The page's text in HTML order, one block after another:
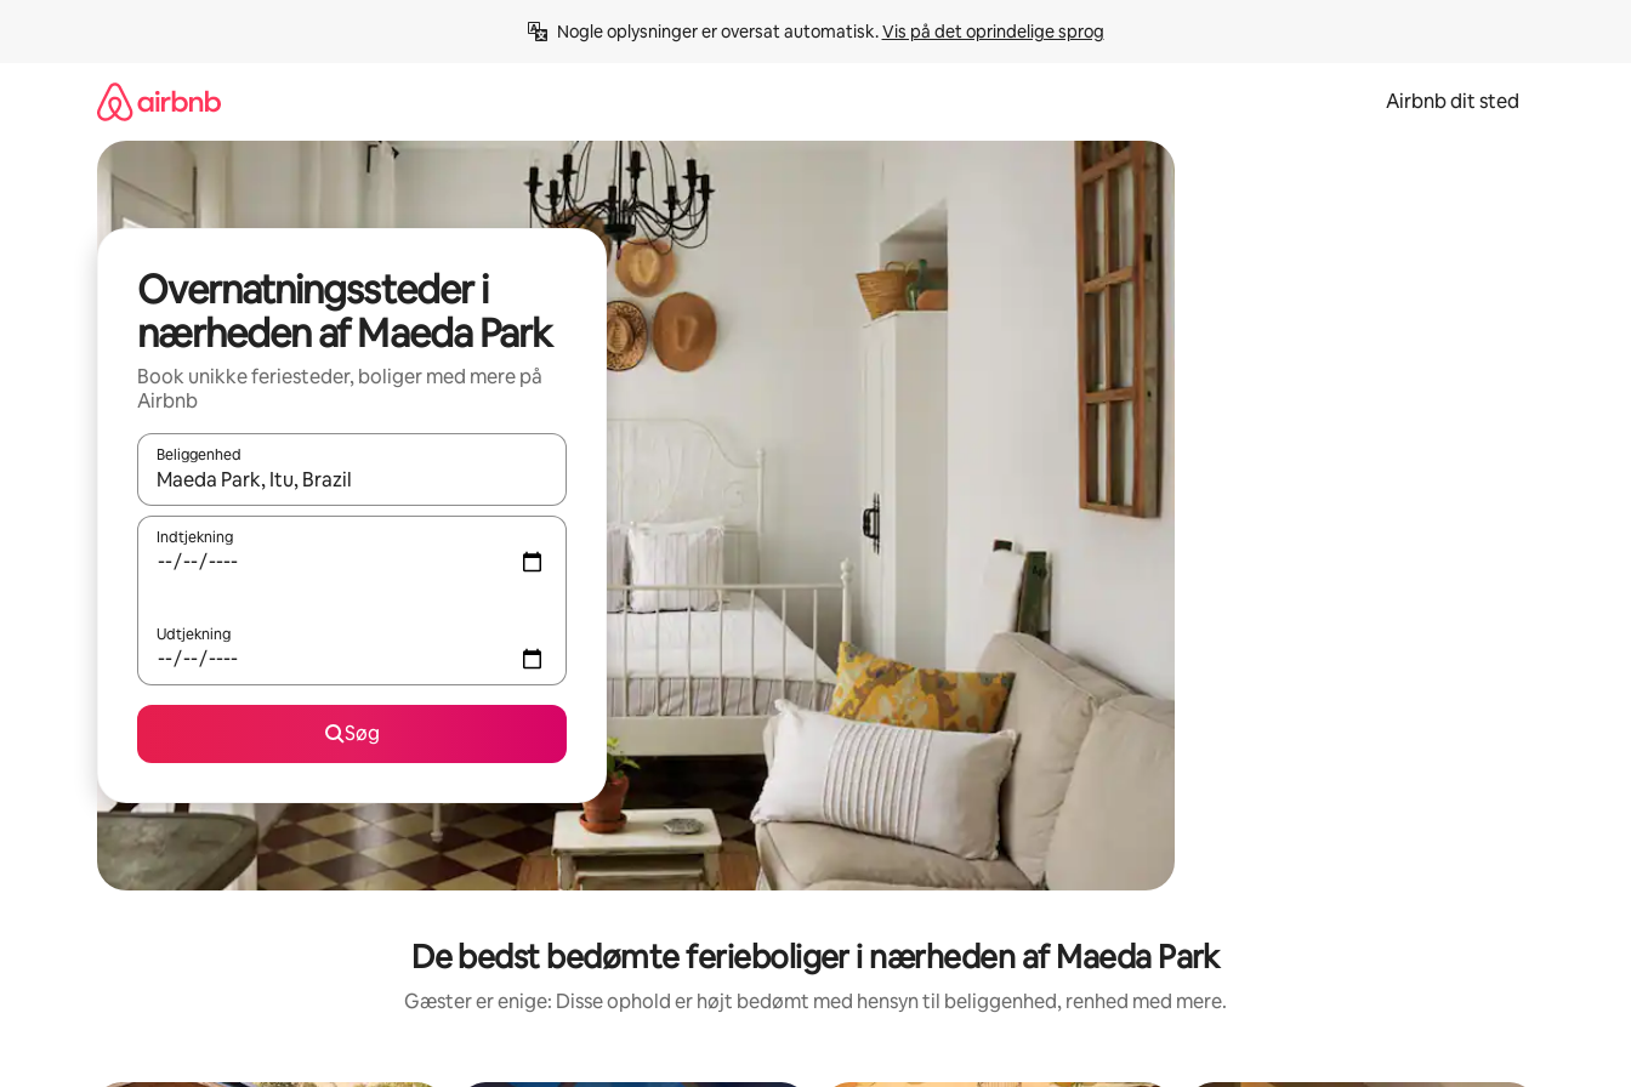
Nogle oplysninger er oversat automatisk. Vis på det oprindelige sprog
Airbnb dit sted
Overnatningssteder i
nærheden af Maeda Park
Book unikke feriesteder, boliger med mere på
Airbnb
Beliggenhed
Når resultaterne er tilgængelige, skal du navigere med piletasterne op og ned eller se mere ved at trykke eller stryge.
Indtjekning
Udtjekning
Søg
De bedst bedømte ferieboliger i nærheden af Maeda Park
Gæster er enige: Disse ophold er højt bedømt med hensyn til beliggenhed, renhed med mere.